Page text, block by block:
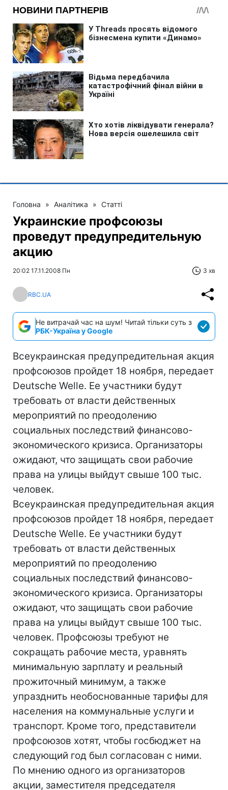
Головна » Аналітика » Статті
Украинские профсоюзы
проведут предупредительную
акцию
20:02 17.11.2008 Пн 3 хв
RBC.UA
Не витрачай час на шум! Читай тільки суть з
РБК-Україна у Google
Всеукраинская предупредительная акция
профсоюзов пройдет 18 ноября, передает
Deutsche Welle. Ее участники будут
требовать от власти действенных
мероприятий по преодолению
социальных последствий финансово-
экономического кризиса. Организаторы
ожидают, что защищать свои рабочие
права на улицы выйдут свыше 100 тыс.
человек.
Всеукраинская предупредительная акция
профсоюзов пройдет 18 ноября, передает
Deutsche Welle. Ее участники будут
требовать от власти действенных
мероприятий по преодолению
социальных последствий финансово-
экономического кризиса. Организаторы
ожидают, что защищать свои рабочие
права на улицы выйдут свыше 100 тыс.
человек. Профсоюзы требуют не
сокращать рабочие места, уравнять
минимальную зарплату и реальный
прожиточный минимум, а также
упразднить необоснованные тарифы для
населения на коммунальные услуги и
транспорт. Кроме того, представители
профсоюзов хотят, чтобы госбюджет на
следующий год был согласован с ними.
По мнению одного из организаторов
акции, заместителя председателя